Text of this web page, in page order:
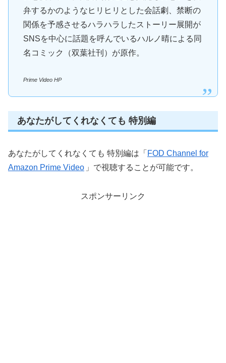
弁するかのようなヒリヒリとした会話劇、禁断の
関係を予感させるハラハラしたストーリー展開が
SNSを中心に話題を呼んでいるハルノ晴による同
名コミック（双葉社刊）が原作。
Prime Video HP
あなたがしてくれなくても 特別編
あなたがしてくれなくても 特別編は「 FOD Channel for
Amazon Prime Video 」で視聴することが可能です。
スポンサーリンク